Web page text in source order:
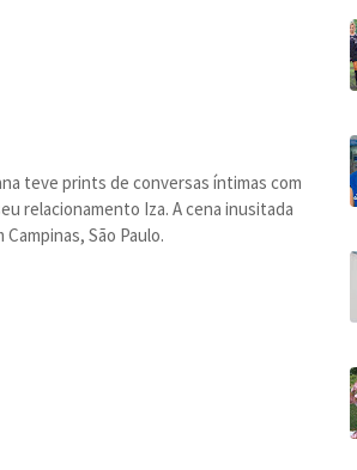
teve prints de conversas íntimas com
relacionamento Iza. A cena inusitada
São Paulo.